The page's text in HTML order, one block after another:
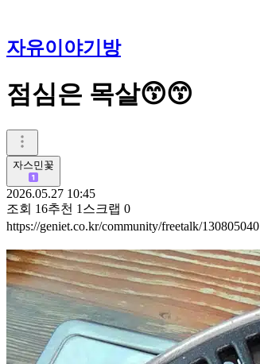
자유이야기방
점심은 목살😙😙
자스민꽃
2026.05.27 10:45
조회 16추천 1 스크랩 0
https://geniet.co.kr/community/freetalk/130805040